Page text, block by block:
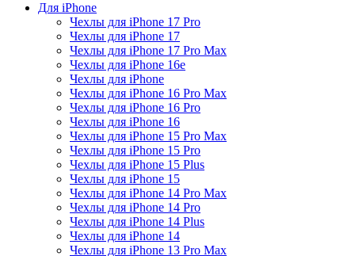
Для iPhone
Чехлы для iPhone 17 Pro
Чехлы для iPhone 17
Чехлы для iPhone 17 Pro Max
Чехлы для iPhone 16e
Чехлы для iPhone
Чехлы для iPhone 16 Pro Max
Чехлы для iPhone 16 Pro
Чехлы для iPhone 16
Чехлы для iPhone 15 Pro Max
Чехлы для iPhone 15 Pro
Чехлы для iPhone 15 Plus
Чехлы для iPhone 15
Чехлы для iPhone 14 Pro Max
Чехлы для iPhone 14 Pro
Чехлы для iPhone 14 Plus
Чехлы для iPhone 14
Чехлы для iPhone 13 Pro Max